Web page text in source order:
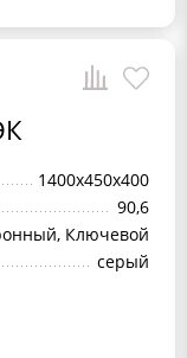
1400x450x400
90,6
Ключевой
серый